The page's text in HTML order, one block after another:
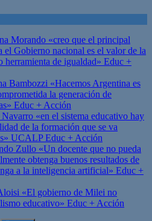
Morando «creo que el principal
el Gobierno nacional es el valor de la
herramienta de igualdad» Educ +
Bambozzi «Hacemos Argentina es
la generación de
Educ + Acción
«en el sistema educativo hay
de la formación que se va
UCALPEduc + Acción
Zullo «Un docente que no pueda
obtenga buenos resultados de
a la inteligencia artificial» Educ +
«El gobierno de Milei no
educativo» Educ + Acción